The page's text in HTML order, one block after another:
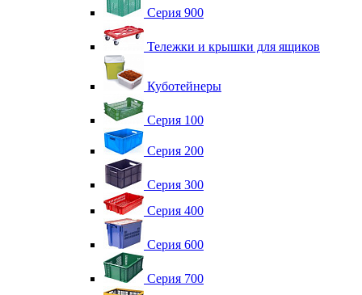
Серия 900
Тележки и крышки для ящиков
Куботейнеры
Серия 100
Серия 200
Серия 300
Серия 400
Серия 600
Серия 700